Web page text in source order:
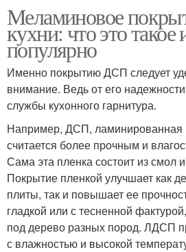
Меламиновое
кухни: что это
популярно
Именно покрытию ДСП следует
внимание. Ведь от его надежности
службы кухонного гарнитура.
Например, ДСП,
считается более прочным и
Сама эта пленка состоит из смол
Покрытие пленкой улучшает как
плиты, так и повышает ее
гладкой или с тесненной
под дерево разных пород. ЛДСП
с влажностью и высокой